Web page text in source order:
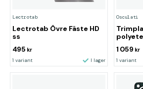
Lectrotab
Lectrotab Övre Fäste HD
ss
495 kr
1 variant I lager
Osculati
1 059 kr
1 variant